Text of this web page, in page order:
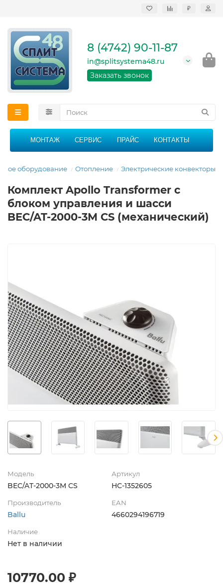
₽
кондиционеров в
области
График работы: 9:00 -
21:00 без перерыва и
8 (4742) 90-11-87
in@splitsystema48.ru
Заказать звонок
МОНТАЖ СЕРВИС ПРАЙС КОНТАКТЫ
оборудование Отопление Электрические конвекторы
Комплект Apollo Transformer с
блоком управления и шасси
BEC/AT-2000-3M CS (механический)
Модель
BEC/AT-2000-3M CS
Артикул
НС-1352605
Производитель
Ballu
EAN
4660294196719
Наличие
Нет в наличии
10770.00 ₽